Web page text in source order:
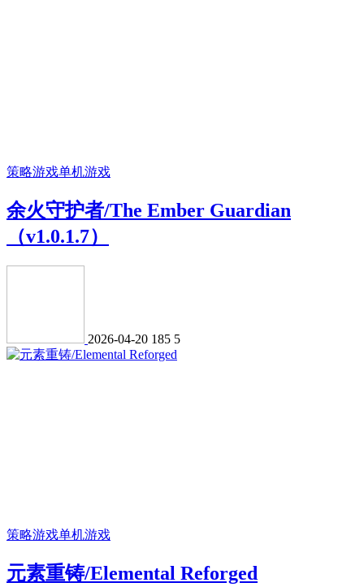
策略游戏单机游戏
余火守护者/The Ember Guardian
（v1.0.1.7）
2026-04-20 185 5
策略游戏单机游戏
元素重铸/Elemental Reforged